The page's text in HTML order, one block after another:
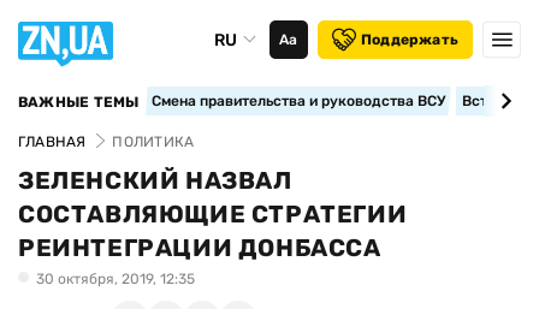
RU Аа Поддержать
ВАЖНЫЕ ТЕМЫ Смена правительства и руководства ВСУ
ГЛАВНАЯ ПОЛИТИКА
ЗЕЛЕНСКИЙ НАЗВАЛ
СОСТАВЛЯЮЩИЕ СТРАТЕГИИ
РЕИНТЕГРАЦИИ ДОНБАССА
30 октября, 2019, 12:35